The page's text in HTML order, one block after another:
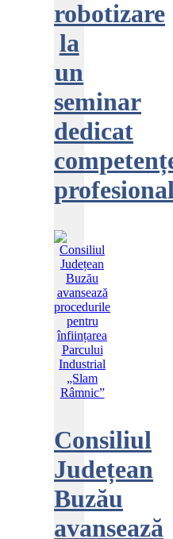
robotizare
la
un
seminar
dedicat
Consiliul
Județean
Buzău
avansează